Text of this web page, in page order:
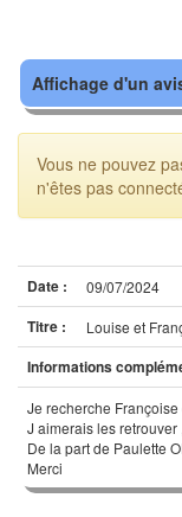
Affichage d'un
Vous ne pouvez
n'êtes pas
Date : 09/07/2024
Titre : Louise et
Informations
Je recherche
J aimerais les
De la part de Paulette
Merci